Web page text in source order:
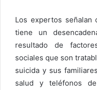
Los expertos
tiene un
resultado de
sociales que son
suicida y sus
salud y teléfonos